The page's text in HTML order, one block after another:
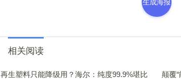
生成海报
相关阅读
再生塑料只能降级用？海尔：纯度99.9%堪比
颠覆